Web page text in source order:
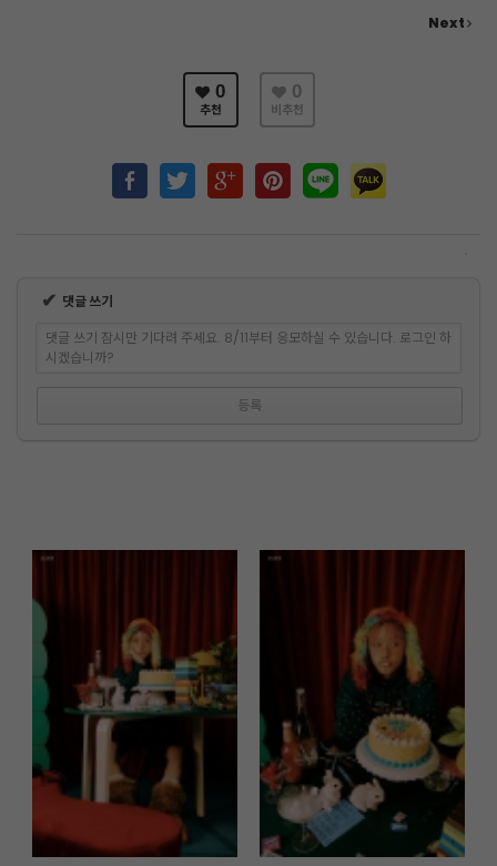
Next
0
추천
0
비추천
✔ 댓글 쓰기
댓글 쓰기 잠시만 기다려 주세요. 8/11부터 응모하실 수 있습니다. 로그인 하
시겠습니까?